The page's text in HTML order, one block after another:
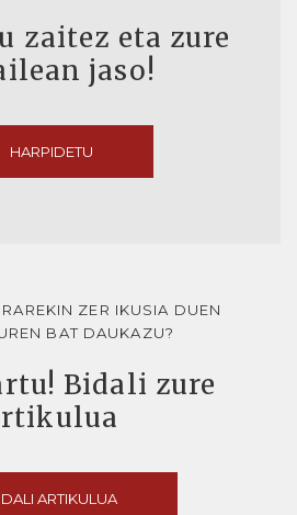
zaitez eta zure
jaso!
HARPIDETU
ZER IKUSIA DUEN
BAT DAUKAZU?
Bidali zure
ARTIKULUA